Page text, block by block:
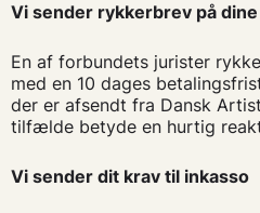
Vi sender rykkerbrev på
En af forbundets jurister
med en 10 dages
der er afsendt fra Dansk
tilfælde betyde en hurtig
Vi sender dit krav til inkasso